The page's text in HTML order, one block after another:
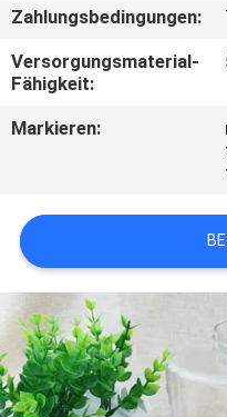
UNS
IN
NACHRICHTEN
FÄLLE
SITEMAP
Zahlungsbedingungen:
Versorgungsmaterial-
Fähigkeit:
Markieren: